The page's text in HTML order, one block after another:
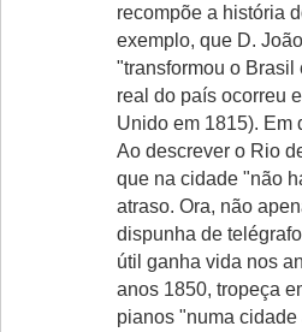
recompõe a história
exemplo, que D.
"transformou o
real do país ocorreu
Unido em 1815). Em
Ao descrever o Rio
que na cidade "não
atraso. Ora, não
dispunha de
útil ganha vida nos
anos 1850, tropeça
pianos "numa